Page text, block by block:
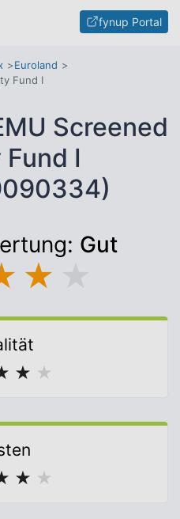
fynup Portal
Euroland
Fund I
Screened
I
Gut
★
★ ★
★ ★